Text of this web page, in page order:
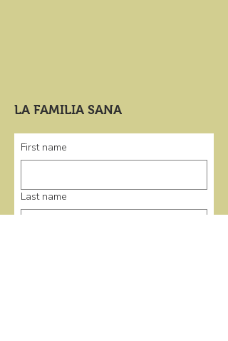
LA FAMILIA SANA
First name
Last name